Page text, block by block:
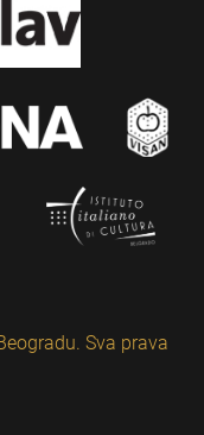
Sva prava